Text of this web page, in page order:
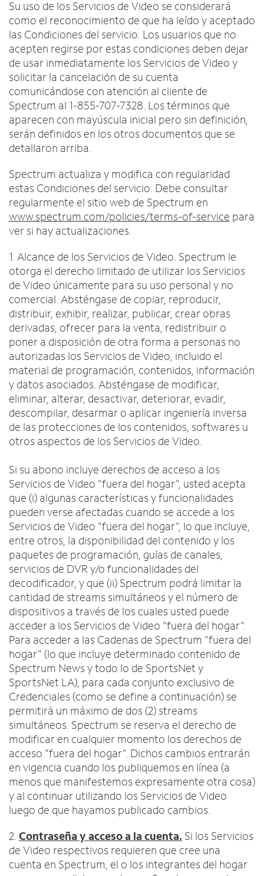
Su uso de los Servicios de Video se considerará
como el reconocimiento de que ha leído y aceptado
las Condiciones del servicio. Los usuarios que no
acepten regirse por estas condiciones deben dejar
de usar inmediatamente los Servicios de Video y
solicitar la cancelación de su cuenta
comunicándose con atención al cliente de
Spectrum al 1-855-707-7328. Los términos que
aparecen con mayúscula inicial pero sin definición,
serán definidos en los otros documentos que se
detallaron arriba.
Spectrum actualiza y modifica con regularidad
estas Condiciones del servicio. Debe consultar
regularmente el sitio web de Spectrum en
www.spectrum.com/policies/terms-of-service para
ver si hay actualizaciones.
1. Alcance de los Servicios de Video. Spectrum le
otorga el derecho limitado de utilizar los Servicios
de Video únicamente para su uso personal y no
comercial. Absténgase de copiar, reproducir,
distribuir, exhibir, realizar, publicar, crear obras
derivadas, ofrecer para la venta, redistribuir o
poner a disposición de otra forma a personas no
autorizadas los Servicios de Video, incluido el
material de programación, contenidos, información
y datos asociados. Absténgase de modificar,
eliminar, alterar, desactivar, deteriorar, evadir,
descompilar, desarmar o aplicar ingeniería inversa
de las protecciones de los contenidos, softwares u
otros aspectos de los Servicios de Video.
Si su abono incluye derechos de acceso a los
Servicios de Video "fuera del hogar", usted acepta
que (i) algunas características y funcionalidades
pueden verse afectadas cuando se accede a los
Servicios de Video "fuera del hogar", lo que incluye,
entre otros, la disponibilidad del contenido y los
paquetes de programación, guías de canales,
servicios de DVR y/o funcionalidades del
decodificador, y que (ii) Spectrum podrá limitar la
cantidad de streams simultáneos y el número de
dispositivos a través de los cuales usted puede
acceder a los Servicios de Video "fuera del hogar".
Para acceder a las Cadenas de Spectrum "fuera del
hogar" (lo que incluye determinado contenido de
Spectrum News y todo lo de SportsNet y
SportsNet LA), para cada conjunto exclusivo de
Credenciales (como se define a continuación) se
permitirá un máximo de dos (2) streams
simultáneos. Spectrum se reserva el derecho de
modificar en cualquier momento los derechos de
acceso "fuera del hogar". Dichos cambios entrarán
en vigencia cuando los publiquemos en línea (a
menos que manifestemos expresamente otra cosa)
y al continuar utilizando los Servicios de Video
luego de que hayamos publicado cambios.
2. Contraseña y acceso a la cuenta. Si los Servicios
de Video respectivos requieren que cree una
cuenta en Spectrum, el o los integrantes del hogar